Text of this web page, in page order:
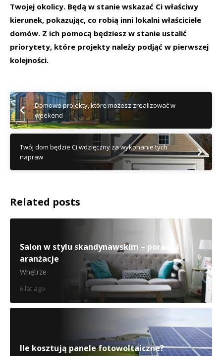
Twojej okolicy. Będą w stanie wskazać Ci właściwy
kierunek, pokazując, co robią inni lokalni właściciele
domów. Z ich pomocą będziesz w stanie ustalić
priorytety, które projekty należy podjąć w pierwszej
kolejności.
Domowe projekty, które możesz zrealizować w
weekend
Twój dom będzie Ci wdzięczny za wykonanie tych
napraw
Related posts
Salon w stylu skandynawskim – porady i
aranżacje
Wnętrze
6 lat ago
Ile kosztują panele fotowoltaiczne?